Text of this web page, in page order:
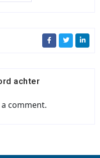
achter
comment.